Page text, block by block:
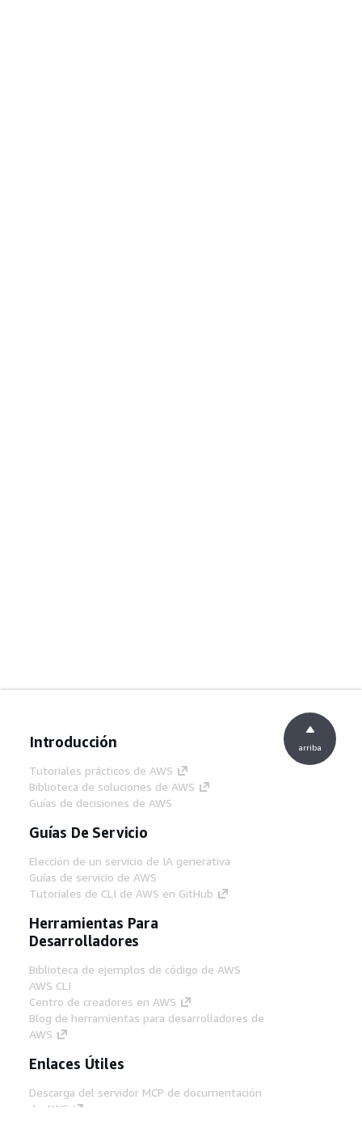
Introducción
Tutoriales prácticos de AWS
Biblioteca de soluciones de AWS
Guías de decisiones de AWS
Guías De Servicio
Elección de un servicio de IA generativa
Guías de servicio de AWS
Tutoriales de CLI de AWS en GitHub
Herramientas Para
Desarrolladores
Biblioteca de ejemplos de código de AWS
AWS CLI
Centro de creadores en AWS
Blog de herramientas para desarrolladores de
AWS
Enlaces Útiles
Descarga del servidor MCP de documentación
de AWS
arriba